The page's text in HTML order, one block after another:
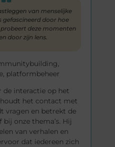
van menselijke
gefascineerd door hoe
deze momenten
door zijn lens.
platformbeheer
de interactie op het
het contact met
vragen en betrekt de
onze thema’s. Hij
van verhalen en
dat iedereen zich